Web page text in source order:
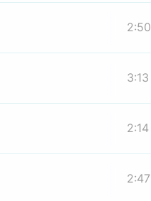
2:50
3:13
2:14
2:47